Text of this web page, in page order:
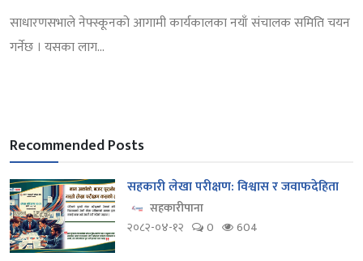
साधारणसभाले नेफ्स्कूनको आगामी कार्यकालका नयाँ संचालक समिति चयन
गर्नेछ । यसका लाग...
Recommended Posts
सहकारी लेखा परीक्षण: विश्वास र जवाफदेहिता
सहकारीपाना
२०८२-०४-१२
0 604